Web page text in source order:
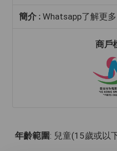
簡介 : Whatsapp了解更多
商戶
年齡範圍: 兒童(15歲或以